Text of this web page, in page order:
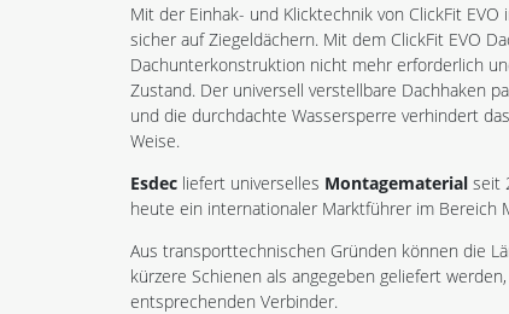
Mit der Einhak- und Klicktechnik von ClickFit
sicher auf Ziegeldächern. Mit dem ClickFit EVO
Dachunterkonstruktion nicht mehr erforderlich
Zustand. Der universell verstellbare Dachhaken
und die durchdachte Wassersperre verhindert
Weise.
Esdec liefert universelles Montagematerial seit
heute ein internationaler Marktführer im Bereich
Aus transporttechnischen Gründen können die
kürzere Schienen als angegeben geliefert
entsprechenden Verbinder.